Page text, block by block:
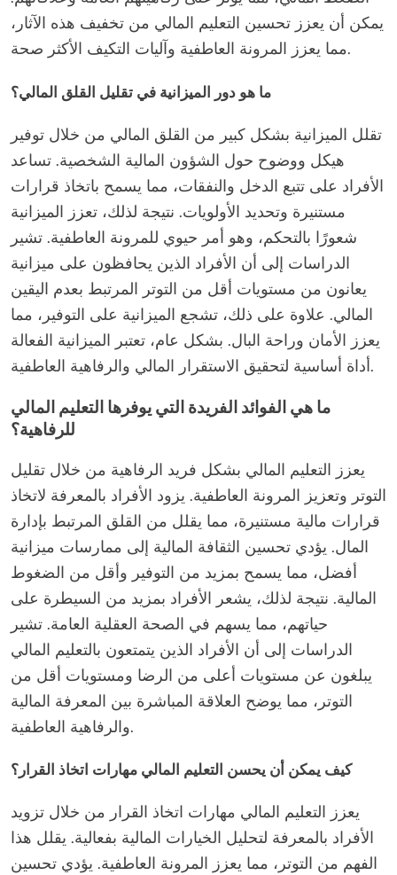
يمكن أن يعزز تحسين التعليم المالي من تخفيف هذه الآثار،
مما يعزز المرونة العاطفية وآليات التكيف الأكثر صحة.
ما هو دور الميزانية في تقليل القلق المالي؟
تقلل الميزانية بشكل كبير من القلق المالي من خلال توفير
هيكل ووضوح حول الشؤون المالية الشخصية. تساعد
الأفراد على تتبع الدخل والنفقات، مما يسمح باتخاذ قرارات
مستنيرة وتحديد الأولويات. نتيجة لذلك، تعزز الميزانية
شعورًا بالتحكم، وهو أمر حيوي للمرونة العاطفية. تشير
الدراسات إلى أن الأفراد الذين يحافظون على ميزانية
يعانون من مستويات أقل من التوتر المرتبط بعدم اليقين
المالي. علاوة على ذلك، تشجع الميزانية على التوفير، مما
يعزز الأمان وراحة البال. بشكل عام، تعتبر الميزانية الفعالة
أداة أساسية لتحقيق الاستقرار المالي والرفاهية العاطفية.
ما هي الفوائد الفريدة التي يوفرها التعليم المالي
للرفاهية؟
يعزز التعليم المالي بشكل فريد الرفاهية من خلال تقليل
التوتر وتعزيز المرونة العاطفية. يزود الأفراد بالمعرفة لاتخاذ
قرارات مالية مستنيرة، مما يقلل من القلق المرتبط بإدارة
المال. يؤدي تحسين الثقافة المالية إلى ممارسات ميزانية
أفضل، مما يسمح بمزيد من التوفير وأقل من الضغوط
المالية. نتيجة لذلك، يشعر الأفراد بمزيد من السيطرة على
حياتهم، مما يسهم في الصحة العقلية العامة. تشير
الدراسات إلى أن الأفراد الذين يتمتعون بالتعليم المالي
يبلغون عن مستويات أعلى من الرضا ومستويات أقل من
التوتر، مما يوضح العلاقة المباشرة بين المعرفة المالية
والرفاهية العاطفية.
كيف يمكن أن يحسن التعليم المالي مهارات اتخاذ القرار؟
يعزز التعليم المالي مهارات اتخاذ القرار من خلال تزويد
الأفراد بالمعرفة لتحليل الخيارات المالية بفعالية. يقلل هذا
الفهم من التوتر، مما يعزز المرونة العاطفية. يؤدي تحسين